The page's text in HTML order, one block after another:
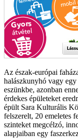
Az észak-európai
halászkunyhó vagy
eszünkbe, azonban
érdekes épületeket
épült Sara Kulturális
felszerelt, 20 emeletes
szinteket megcélzó,
alapjaiban egy